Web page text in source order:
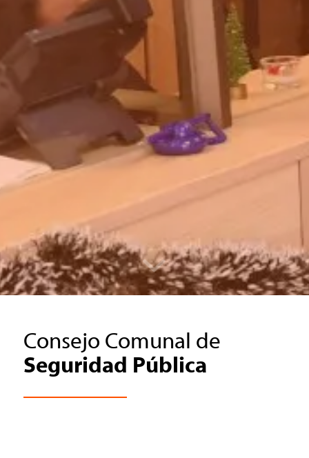
Consejo Comunal de
Seguridad Pública